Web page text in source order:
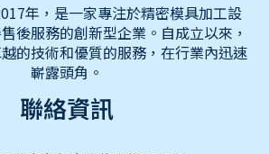
年，是一家專注於精密模具加工設
後服務的創新型企業。自成立以來，
的技術和優質的服務，在行業內迅速
嶄露頭角。
聯絡資訊